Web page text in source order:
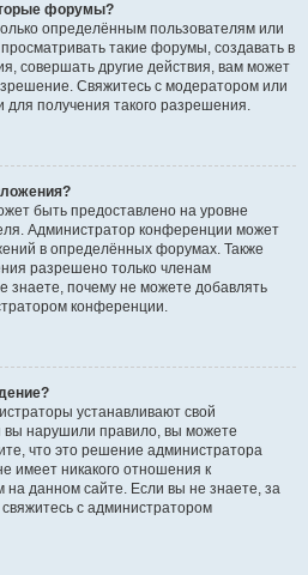
форумы?
определённым пользователям или
такие форумы, создавать в
совершать другие действия, вам может
Свяжитесь с модератором или
получения такого разрешения.
быть предоставлено на уровне
Администратор конференции может
в определённых форумах. Также
разрешено только членам
знаете, почему не можете добавлять
конференции.
устанавливают свой
вы нарушили правило, вы можете
что это решение администратора
имеет никакого отношения к
данном сайте. Если вы не знаете, за
с администратором